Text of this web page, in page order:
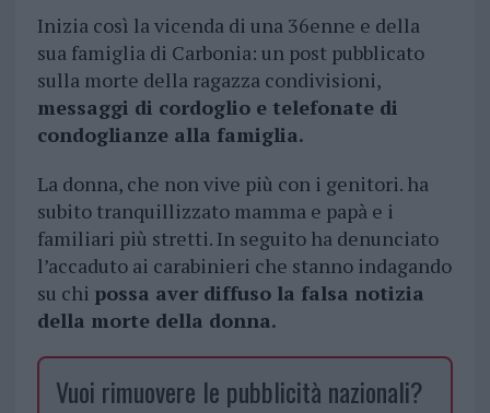
Inizia così la vicenda di una 36enne e della
sua famiglia di Carbonia: un post pubblicato
sulla morte della ragazza condivisioni,
messaggi di cordoglio e telefonate di
condoglianze alla famiglia.
La donna, che non vive più con i genitori. ha
subito tranquillizzato mamma e papà e i
familiari più stretti. In seguito ha denunciato
l’accaduto ai carabinieri che stanno indagando
su chi possa aver diffuso la falsa notizia
della morte della donna.
Vuoi rimuovere le pubblicità nazionali?